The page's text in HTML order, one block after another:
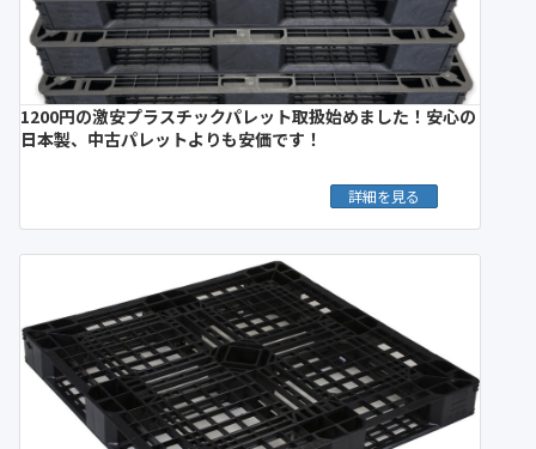
1200円の激安プラスチックパレット取扱始めました！安心の
日本製、中古パレットよりも安価です！
詳細を見る